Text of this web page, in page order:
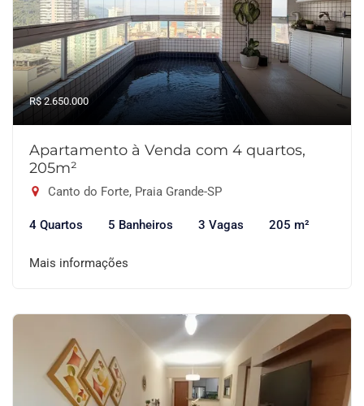
R$ 2.650.000
Apartamento à Venda com 4 quartos,
205m²
Canto do Forte, Praia Grande-SP
4 Quartos 5 Banheiros 3 Vagas 205 m²
Mais informações